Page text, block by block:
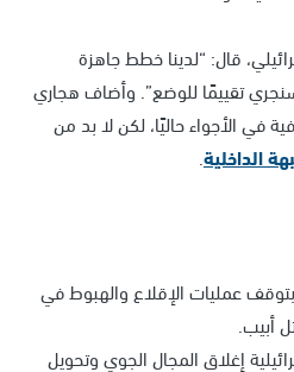
قال: “لدينا خطط جاهزة
تقييمًا للوضع”. وأضاف هجاري
في الأجواء حاليًا، لكن لا بد من
الداخلية.
عمليات الإقلاع والهبوط في
أبيب.
إغلاق المجال الجوي وتحويل